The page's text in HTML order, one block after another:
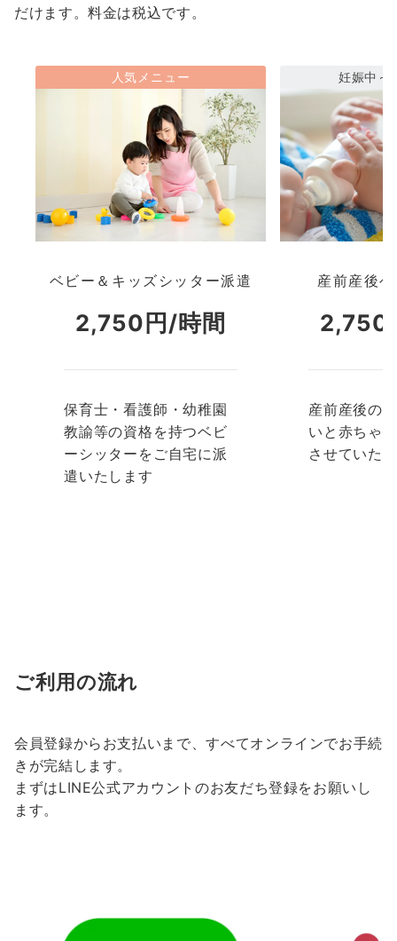
だけます。料金は税込です。
人気メニュー
ベビー＆キッズシッター派遣
2,750円/時間
保育士・看護師・幼稚園
教諭等の資格を持つベビ
ーシッターをご自宅に派
遣いたします
妊娠中～
産前産後
2,750
産前産後の
いと赤ちゃ
させていた
ご利用の流れ
会員登録からお支払いまで、すべてオンラインでお手続
きが完結します。
まずはLINE公式アカウントのお友だち登録をお願いし
ます。